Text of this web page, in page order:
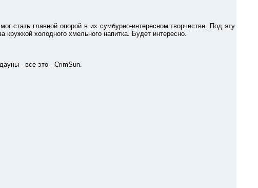
главной опорой в их сумбурно-интересном творчестве. Под эту
кружкой холодного хмельного напитка. Будет интересно.
- все это - CrimSun.